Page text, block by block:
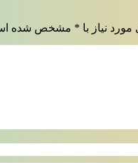
نیاز با * مشخص شده